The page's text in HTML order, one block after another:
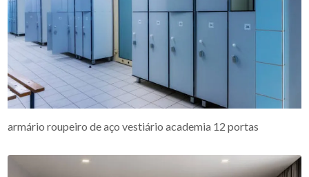
armário roupeiro de aço vestiário academia 12 portas